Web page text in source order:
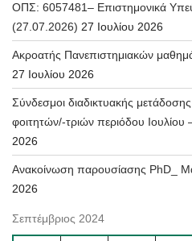
ΟΠΣ: 6057481– Επιστημονικά
(27.07.2026) 27 Ιουλίου 2026
Ακροατής Πανεπιστημιακών
27 Ιουλίου 2026
Σύνδεσμοι διαδικτυακής
φοιτητών/-τριών περιόδου
2026
Ανακοίνωση παρουσίασης PhD_
2026
Σεπτέμβριος 2024